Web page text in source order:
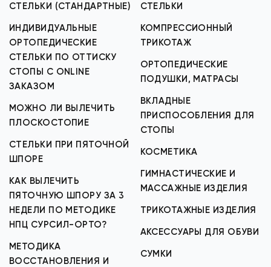
СТЕЛЬКИ (СТАНДАРТНЫЕ)
ИНДИВИДУАЛЬНЫЕ
ОРТОПЕДИЧЕСКИЕ
СТЕЛЬКИ ПО ОТТИСКУ
СТОПЫ С ONLINE
ЗАКАЗОМ
МОЖНО ЛИ ВЫЛЕЧИТЬ
ПЛОСКОСТОПИЕ
СТЕЛЬКИ ПРИ ПЯТОЧНОЙ
ШПОРЕ
КАК ВЫЛЕЧИТЬ
ПЯТОЧНУЮ ШПОРУ ЗА 3
НЕДЕЛИ ПО МЕТОДИКЕ
НПЦ СУРСИЛ-ОРТО?
МЕТОДИКА
ВОССТАНОВЛЕНИЯ И
СТЕЛЬКИ
КОМПРЕССИОННЫЙ
ТРИКОТАЖ
ОРТОПЕДИЧЕСКИЕ
ПОДУШКИ, МАТРАСЫ
ВКЛАДНЫЕ
ПРИСПОСОБЛЕНИЯ ДЛЯ
СТОПЫ
КОСМЕТИКА
ГИМНАСТИЧЕСКИЕ И
МАССАЖНЫЕ ИЗДЕЛИЯ
ТРИКОТАЖНЫЕ ИЗДЕЛИЯ
АКСЕССУАРЫ ДЛЯ ОБУВИ
СУМКИ